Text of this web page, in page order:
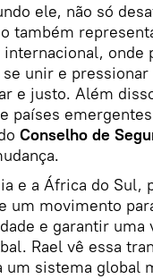
ele, não só
também
onde
se unir e
e justo. Além
países
Conselho de
e a África do Sul,
um movimento
e garantir uma
Rael vê essa
um sistema global